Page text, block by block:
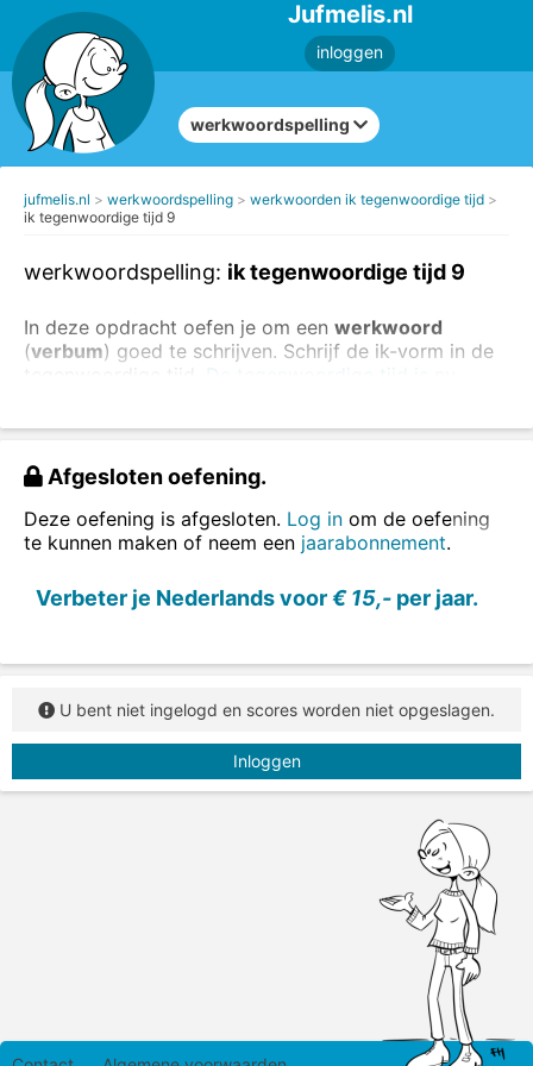
Jufmelis.nl
inloggen
werkwoordspelling
jufmelis.nl werkwoordspelling
werkwoorden ik tegenwoordige tijd
ik tegenwoordige tijd 9
werkwoordspelling: ik tegenwoordige tijd 9
In deze opdracht oefen je om een werkwoord
(verbum) goed te schrijven. Schrijf de ik-vorm in de
Schrijf de ik-vorm van de werkwoorden.
Afgesloten oefening.
Deze oefening is afgesloten. Log in om de oefening
te kunnen maken of neem een jaarabonnement.
Verbeter je Nederlands voor€ 15,- per jaar.
U bent niet ingelogd en scores worden niet opgeslagen.
Inloggen